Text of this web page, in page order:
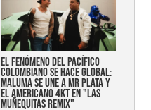
EL FENÓMENO DEL PACÍFICO
COLOMBIANO SE HACE GLOBAL:
MALUMA SE UNE A MR PLATA Y
EL AMERICANO 4KT EN "LAS
MUÑEQUITAS REMIX"